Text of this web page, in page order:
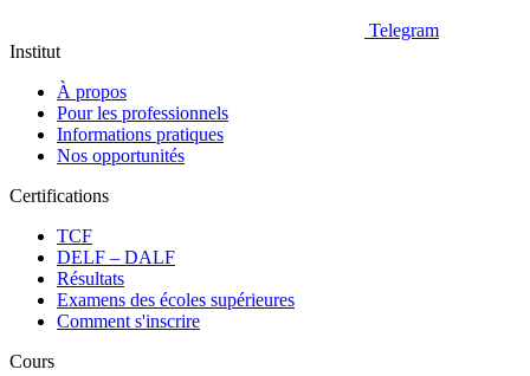
Telegram
Institut
À propos
Pour les professionnels
Informations pratiques
Nos opportunités
Certifications
TCF
DELF – DALF
Résultats
Examens des écoles supérieures
Comment s'inscrire
Cours